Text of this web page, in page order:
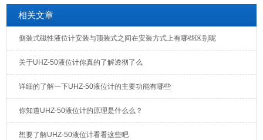
相关文章
侧装式磁性液位计安装与顶装式之间在安装方式上有哪些区别呢
关于UHZ-50液位计你真的了解透彻了么
详细的了解一下UHZ-50液位计的主要功能有哪些
你知道UHZ-50液位计的原理是什么么？
想要了解UHZ-50液位计看看这些吧